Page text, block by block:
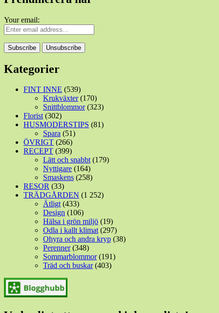
Your email:
Kategorier
FINT INNE (539)
Krukväxter(170)
Snittblommor(323)
Florist(302)
HUSMODERSTIPS (81)
Spara (51)
ÖVRIGT (266)
RECEPT (399)
Lätt och snabbt(179)
Nyttigare (164)
Smaskens (258)
RESOR (33)
TRÄDGÅRDEN (1 252)
Ätligt(433)
Design (106)
Hälsa i grön miljö (19)
Odla i kallt klimat(297)
Ohyra och andra kryp (38)
Perenner(348)
Sommarblommor(191)
Träd och buskar(403)